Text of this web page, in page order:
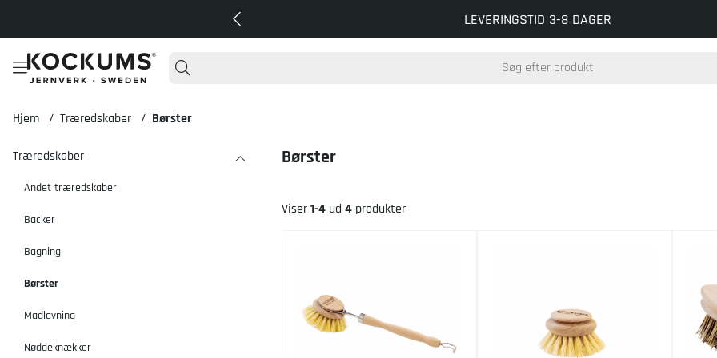
LEVERINGSTID 3-8 DAGER
Hjem Træredskaber Børster
Træredskaber
Andet træredskaber
Backer
Bagning
Børster
Madlavning
Nøddeknækker
Børster
Viser1-4 ud 4 produkter